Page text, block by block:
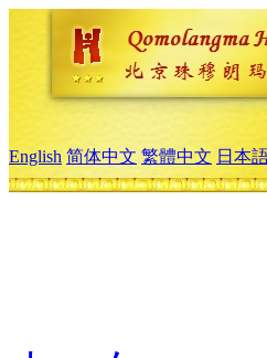
English 简体中文 繁體中文 日本